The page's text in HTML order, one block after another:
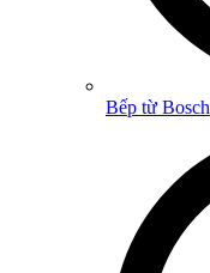
Bếp từ Bosch